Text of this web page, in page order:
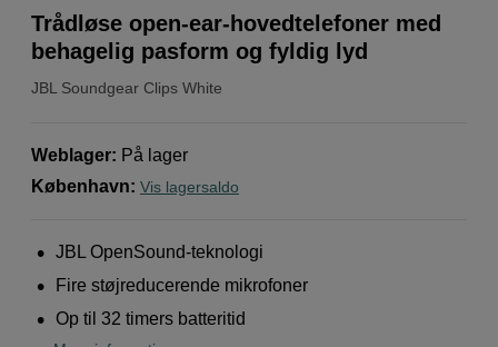
JBL Soundgear Clips White
Trådløse open-ear-hovedtelefoner med
behagelig pasform og fyldig lyd
Weblager: På lager
København: Vis lagersaldo
JBL OpenSound-teknologi
Fire støjreducerende mikrofoner
Op til 32 timers batteritid